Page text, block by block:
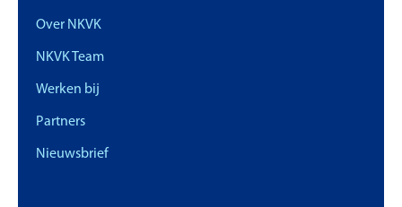
Over NKVK
NKVK Team
Werken bij
Partners
Nieuwsbrief